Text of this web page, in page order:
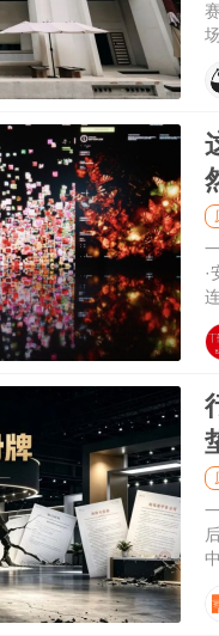
·